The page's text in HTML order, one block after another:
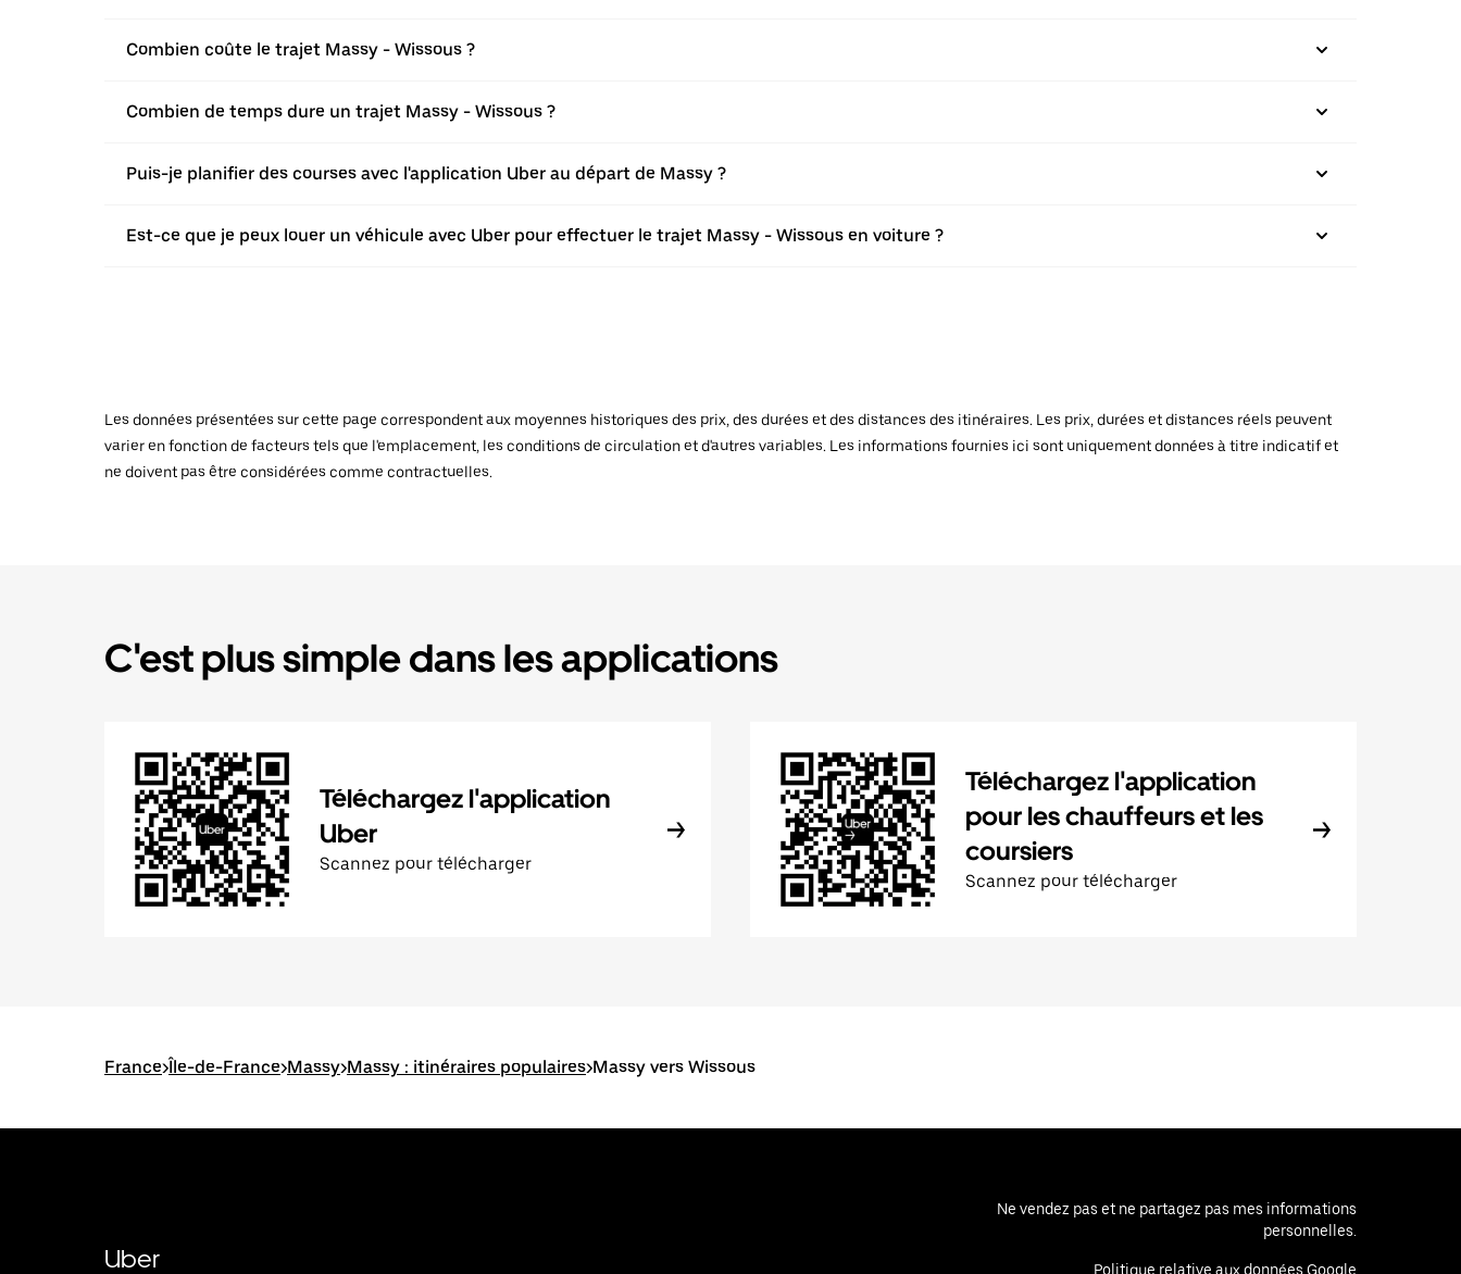
Combien coûte le trajet Massy - Wissous ?
Combien de temps dure un trajet Massy - Wissous ?
Puis-je planifier des courses avec l'application Uber au départ de Massy ?
Est-ce que je peux louer un véhicule avec Uber pour effectuer le trajet Massy - Wissous en voiture ?
Les données présentées sur cette page correspondent aux moyennes historiques des prix, des durées et des distances des itinéraires. Les prix, durées et distances réels peuvent
varier en fonction de facteurs tels que l'emplacement, les conditions de circulation et d'autres variables. Les informations fournies ici sont uniquement données à titre indicatif et
ne doivent pas être considérées comme contractuelles.
C'est plus simple dans les applications
Téléchargez l'application
Uber
Scannez pour télécharger
Téléchargez l'application
pour les chauffeurs et les
coursiers
Scannez pour télécharger
France>Île-de-France>Massy>Massy : itinéraires populaires>Massy vers Wissous
Uber
Ne vendez pas et ne partagez pas mes informations
personnelles.
Politique relative aux données Google